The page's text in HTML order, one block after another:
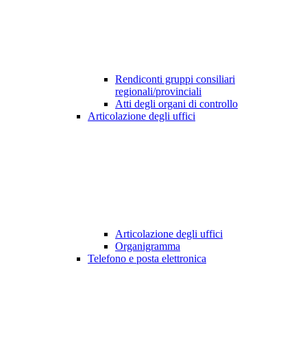
Rendiconti gruppi consiliari
regionali/provinciali
Atti degli organi di controllo
Articolazione degli uffici
Articolazione degli uffici
Organigramma
Telefono e posta elettronica